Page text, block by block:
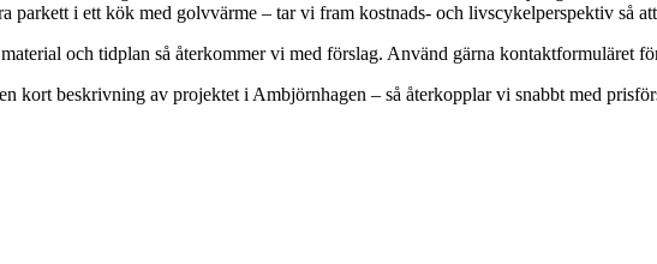
i ett kök med golvvärme – tar vi fram kostnads- och livscykelperspektiv så
och tidplan så återkommer vi med förslag. Använd gärna kontaktformuläret
kort beskrivning av projektet i Ambjörnhagen – så återkopplar vi snabbt med